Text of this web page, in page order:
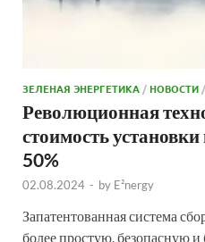
ЗЕЛЕНАЯ ЭНЕРГЕТИКА /НОВОСТИ /
Революционная
стоимость
50%
02.08.2024 - by E²nergy
Запатентованная система
более простую, безопасную